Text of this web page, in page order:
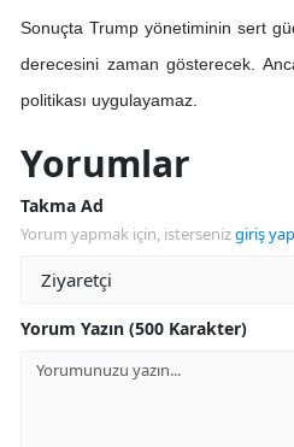
Sonuçta Trump yönetiminin sert
derecesini zaman gösterecek.
politikası uygulayamaz.
Yorumlar
Takma Ad
Yorum yapmak için, istersenizgiriş
Yorum Yazın (500 Karakter)